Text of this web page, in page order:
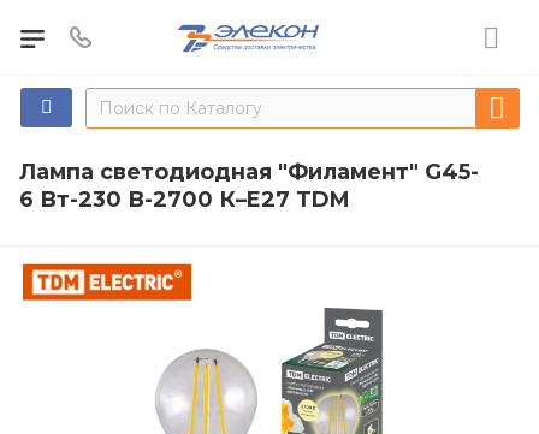
Лампа светодиодная "Филамент" G45-
6 Вт-230 В-2700 К–E27 TDM